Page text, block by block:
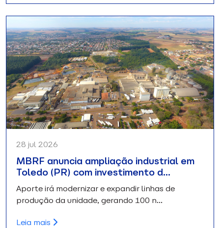
28 jul 2026
MBRF anuncia ampliação industrial em
Toledo (PR) com investimento d…
Aporte irá modernizar e expandir linhas de
produção da unidade, gerando 100 n…
Leia mais